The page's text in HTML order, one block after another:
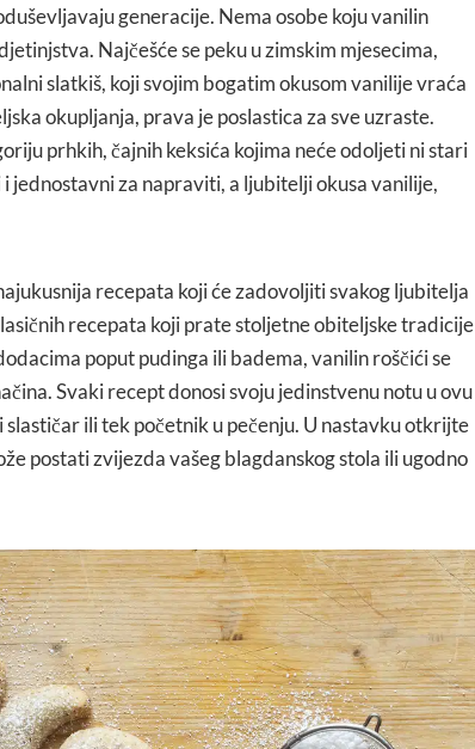
generacije. Nema osobe koju vanilin
Najčešće se peku u zimskim mjesecima,
slatkiš, koji svojim bogatim okusom vanilije vraća
okupljanja, prava je poslastica za sve uzraste.
prhkih, čajnih keksića kojima neće odoljeti ni stari
jednostavni za napraviti, a ljubitelji okusa vanilije,
recepata koji će zadovoljiti svakog ljubitelja
recepata koji prate stoljetne obiteljske tradicije
poput pudinga ili badema, vanilin roščići se
Svaki recept donosi svoju jedinstvenu notu u ovu
slastičar ili tek početnik u pečenju. U nastavku otkrijte
postati zvijezda vašeg blagdanskog stola ili ugodno